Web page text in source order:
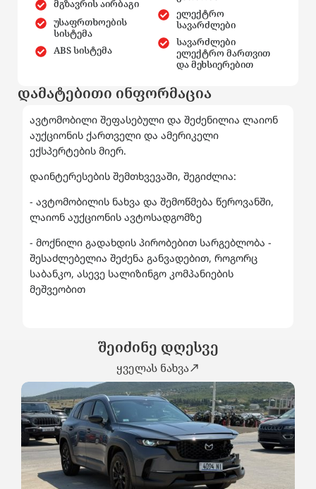
მგზავრის აირბაგი
უსაფრთხოების
სისტემა
ABS სისტემა
ელექტრო
სავარძლები
სავარძლები
ელექტრო მართვით
და მეხსიერებით
დამატებითი ინფორმაცია
ავტომობილი შეფასებული და შეძენილია ლაიონ
აუქციონის ქართველი და ამერიკელი
ექსპერტების მიერ.
დაინტერესების შემთხვევაში, შეგიძლია:
- ავტომობილის ნახვა და შემოწმება წეროვანში,
ლაიონ აუქციონის ავტოსადგომზე
- მოქნილი გადახდის პირობებით სარგებლობა -
შესაძლებელია შეძენა განვადებით, როგორც
საბანკო, ასევე სალიზინგო კომპანიების
მეშვეობით
შეიძინე დღესვე
ყველას ნახვა